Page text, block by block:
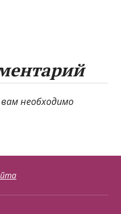
необходимо